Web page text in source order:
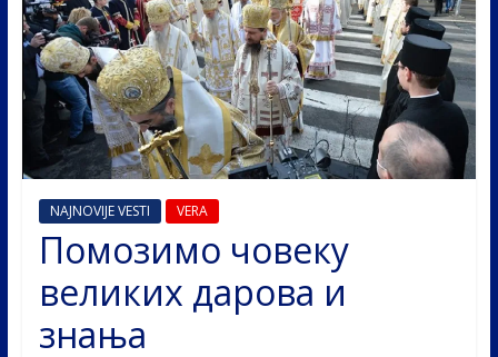
NAJNOVIJE VESTI VERA
Помозимо човеку
великих дарова и
знања